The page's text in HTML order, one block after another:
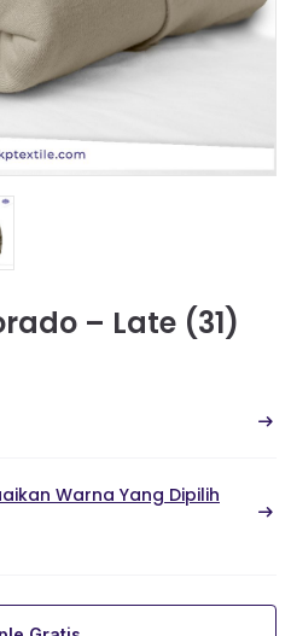
– Late (31)
Warna Yang Dipilih